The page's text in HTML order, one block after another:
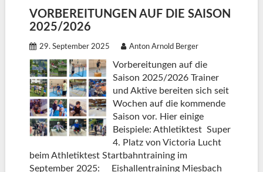
VORBEREITUNGEN AUF DIE SAISON
2025/2026
29. September 2025 Anton Arnold Berger
Vorbereitungen auf die
Saison 2025/2026 Trainer
und Aktive bereiten sich seit
Wochen auf die kommende
Saison vor. Hier einige
Beispiele: Athletiktest Super
4. Platz von Victoria Lucht
beim Athletiktest Startbahntraining im
September 2025: Eishallentraining Miesbach